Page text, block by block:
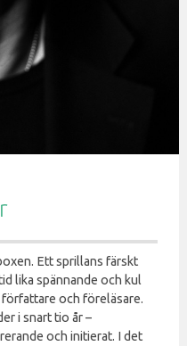
Ett sprillans färskt
lika spännande och kul
författare och föreläsare.
i snart tio år –
och initierat. I det